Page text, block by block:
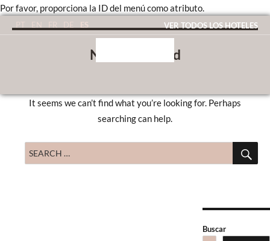
PT EN FR DE ES VER TODOS LOS HOTELES
Por favor, proporciona la ID del menú como atributo.
Nothing Found
It seems we can’t find what you’re looking for. Perhaps
searching can help.
Search
for:
Buscar